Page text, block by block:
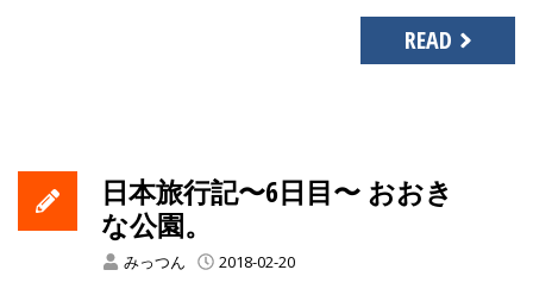
READ
日本旅行記〜6日目〜 おおき
な公園。
みっつん 2018-02-20